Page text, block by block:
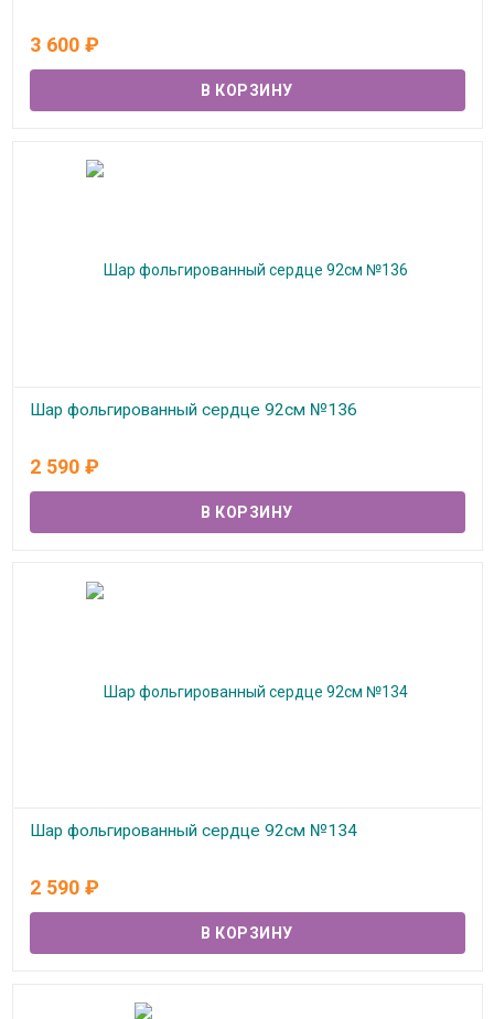
3 600 ₽
Шар фольгированный сердце 92см №136
2 590 ₽
Шар фольгированный сердце 92см №134
2 590 ₽